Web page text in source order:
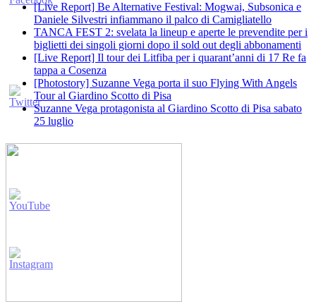
[Live Report] Be Alternative Festival: Mogwai, Subsonica e
Daniele Silvestri infiammano il palco di Camigliatello
TANCA FEST 2: svelata la lineup e aperte le prevendite per i
biglietti dei singoli giorni dopo il sold out degli abbonamenti
[Live Report] Il tour dei Litfiba per i quarant’anni di 17 Re fa
tappa a Cosenza
[Photostory] Suzanne Vega porta il suo Flying With Angels
Tour al Giardino Scotto di Pisa
Suzanne Vega protagonista al Giardino Scotto di Pisa sabato
25 luglio